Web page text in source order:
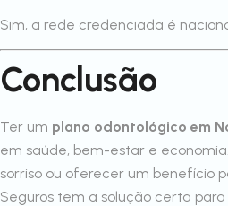
Sim, a rede credenciada é
Conclusão
Ter um plano odontológico em
em saúde, bem-estar e
sorriso ou oferecer um benefício
Seguros tem a solução certa para